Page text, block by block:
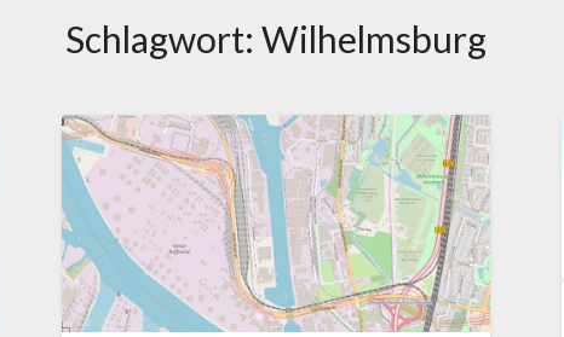
Schlagwort: Wilhelmsburg